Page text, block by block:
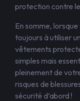
protection contre
En somme,
toujours à utiliser
vêtements
simples mais
pleinement de
risques de
sécurité d’abord !